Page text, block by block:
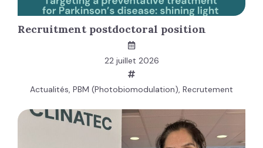
Recruitment postdoctoral position
22 juillet 2026
Actualités, PBM (Photobiomodulation), Recrutement